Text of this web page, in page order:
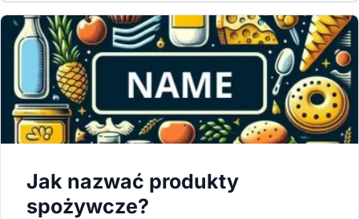
Jak nazwać produkty
spożywcze?